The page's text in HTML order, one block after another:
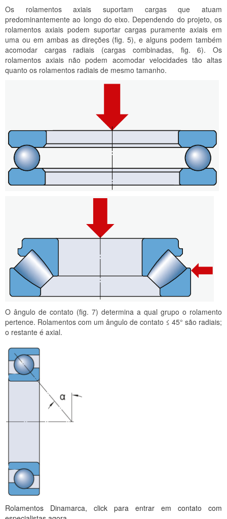
Os rolamentos axiais suportam cargas que atuam
predominantemente ao longo do eixo. Dependendo do projeto, os
rolamentos axiais podem suportar cargas puramente axiais em
uma ou em ambas as direções (fig. 5), e alguns podem também
acomodar cargas radiais (cargas combinadas, fig. 6). Os
rolamentos axiais não podem acomodar velocidades tão altas
quanto os rolamentos radiais de mesmo tamanho.
O ângulo de contato (fig. 7) determina a qual grupo o rolamento
pertence. Rolamentos com um ângulo de contato ≤ 45° são radiais;
o restante é axial.
Rolamentos Dinamarca, click para entrar em contato com